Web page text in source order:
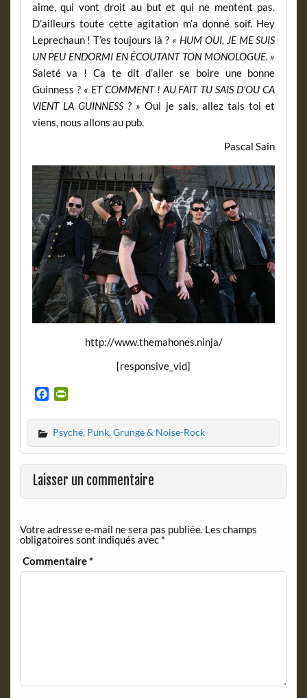
aime, qui vont droit au but et qui ne mentent pas.
D’ailleurs toute cette agitation m’a donné soif. Hey
Leprechaun ! T’es toujours là ? « HUM OUI, JE ME SUIS
UN PEU ENDORMI EN ÉCOUTANT TON MONOLOGUE. »
Saleté va ! Ca te dit d’aller se boire une bonne
Guinness ? « ET COMMENT ! AU FAIT TU SAIS D’OU CA
VIENT LA GUINNESS ? » Oui je sais, allez tais toi et
viens, nous allons au pub.
Pascal Sain
http://www.themahones.ninja/
[responsive_vid]
c
e
b
o
o
k
i
n
t
F
r
e
d
l
y
Psyché, Punk, Grunge & Noise-Rock
Laisser un commentaire
Votre adresse e-mail ne sera pas publiée. Les champs
obligatoires sont indiqués avec *
Commentaire*